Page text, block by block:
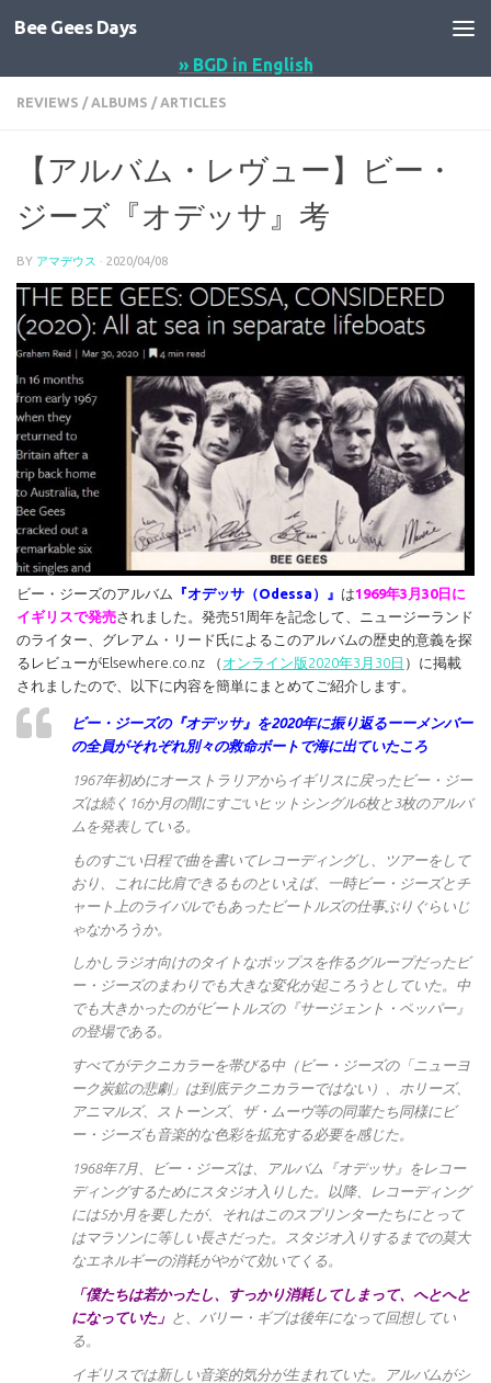
コンテンツへスキップ
Bee Gees Days
» BGD in English
REVIEWS / ALBUMS / ARTICLES
【アルバム・レヴュー】ビー・
ジーズ『オデッサ』考
BY アマデウス · 2020/04/08
ビー・ジーズのアルバム 『オデッサ（Odessa）』 は1969年3月30日に
イギリスで発売されました。発売51周年を記念して、ニュージーランド
のライター、グレアム・リード氏によるこのアルバムの歴史的意義を探
るレビューがElsewhere.co.nz （ オンライン版2020年3月30日 ）に掲載
されましたので、以下に内容を簡単にまとめてご紹介します。
ビー・ジーズの『オデッサ』を2020年に振り返るーーメンバー
の全員がそれぞれ別々の救命ボートで海に出ていたころ
1967年初めにオーストラリアからイギリスに戻ったビー・ジー
ズは続く16か月の間にすごいヒットシングル6枚と3枚のアルバ
ムを発表している。
ものすごい日程で曲を書いてレコーディングし、ツアーをして
おり、これに比肩できるものといえば、一時ビー・ジーズとチ
ャート上のライバルでもあったビートルズの仕事ぶりぐらいじ
ゃなかろうか。
しかしラジオ向けのタイトなポップスを作るグループだったビ
ー・ジーズのまわりでも大きな変化が起ころうとしていた。中
でも大きかったのがビートルズの『サージェント・ペッパー』
の登場である。
すべてがテクニカラーを帯びる中（ビー・ジーズの「ニューヨ
ーク炭鉱の悲劇」は到底テクニカラーではない）、ホリーズ、
アニマルズ、ストーンズ、ザ・ムーヴ等の同輩たち同様にビ
ー・ジーズも音楽的な色彩を拡充する必要を感じた。
1968年7月、ビー・ジーズは、アルバム『オデッサ』をレコー
ディングするためにスタジオ入りした。以降、レコーディング
には5か月を要したが、それはこのスプリンターたちにとって
はマラソンに等しい長さだった。スタジオ入りするまでの莫大
なエネルギーの消耗がやがて効いてくる。
「僕たちは若かったし、すっかり消耗してしまって、へとへと
になっていた」 と、バリー・ギブは後年になって回想してい
る。
イギリスでは新しい音楽的気分が生まれていた。アルバムがシ